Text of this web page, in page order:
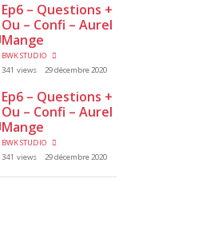
Ep6 – Questions +
Ou – Confi – Aurel
Mange
BWK STUDIO
341 views
29 décembre 2020
Ep6 – Questions +
Ou – Confi – Aurel
Mange
BWK STUDIO
341 views
29 décembre 2020